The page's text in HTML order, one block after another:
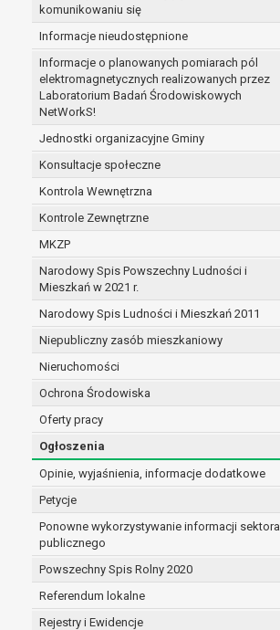
komunikowaniu się
Informacje nieudostępnione
Informacje o planowanych pomiarach pól
elektromagnetycznych realizowanych przez
Laboratorium Badań Środowiskowych
NetWorkS!
Jednostki organizacyjne Gminy
Konsultacje społeczne
Kontrola Wewnętrzna
Kontrole Zewnętrzne
MKZP
Narodowy Spis Powszechny Ludności i
Mieszkań w 2021 r.
Narodowy Spis Ludności i Mieszkań 2011
Niepubliczny zasób mieszkaniowy
Nieruchomości
Ochrona Środowiska
Oferty pracy
Ogłoszenia
Opinie, wyjaśnienia, informacje dodatkowe
Petycje
Ponowne wykorzystywanie informacji sektora
publicznego
Powszechny Spis Rolny 2020
Referendum lokalne
Rejestry i Ewidencje